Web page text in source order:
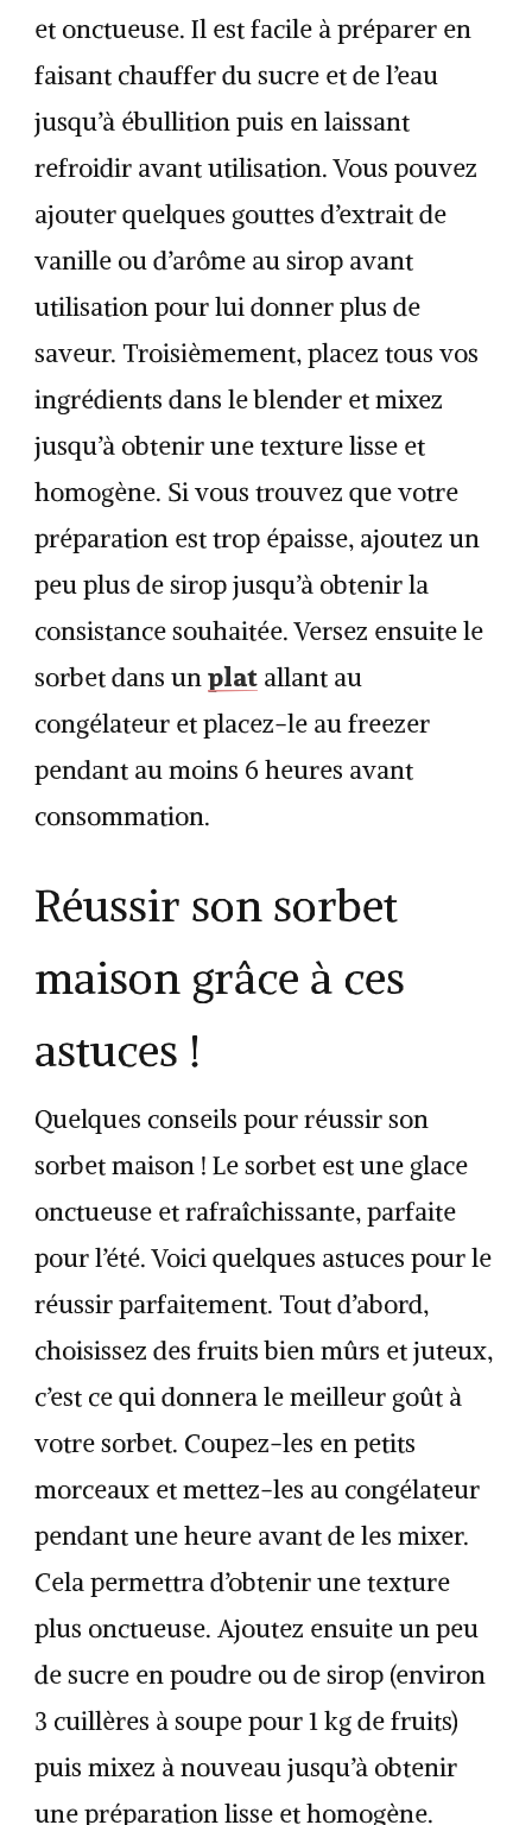
et onctueuse. Il est facile à préparer en
faisant chauffer du sucre et de l’eau
jusqu’à ébullition puis en laissant
refroidir avant utilisation. Vous pouvez
ajouter quelques gouttes d’extrait de
vanille ou d’arôme au sirop avant
utilisation pour lui donner plus de
saveur. Troisièmement, placez tous vos
ingrédients dans le blender et mixez
jusqu’à obtenir une texture lisse et
homogène. Si vous trouvez que votre
préparation est trop épaisse, ajoutez un
peu plus de sirop jusqu’à obtenir la
consistance souhaitée. Versez ensuite le
sorbet dans unplat allant au
congélateur et placez-le au freezer
pendant au moins 6 heures avant
consommation.
Réussir son sorbet
maison grâce à ces
astuces !
Quelques conseils pour réussir son
sorbet maison ! Le sorbet est une glace
onctueuse et rafraîchissante, parfaite
pour l’été. Voici quelques astuces pour le
réussir parfaitement. Tout d’abord,
choisissez des fruits bien mûrs et juteux,
c’est ce qui donnera le meilleur goût à
votre sorbet. Coupez-les en petits
morceaux et mettez-les au congélateur
pendant une heure avant de les mixer.
Cela permettra d’obtenir une texture
plus onctueuse. Ajoutez ensuite un peu
de sucre en poudre ou de sirop (environ
3 cuillères à soupe pour 1 kg de fruits)
puis mixez à nouveau jusqu’à obtenir
une préparation lisse et homogène.